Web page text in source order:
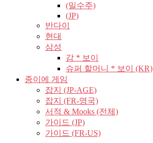
(밀수주)
(JP)
반다이
현대
삼성
감 * 보이
슈퍼 할머니 * 보이 (KR)
종이에 게임
잡지 (JP-AGE)
잡지 (FR-영국)
서적 & Mooks (전체)
가이드 (JP)
가이드 (FR-US)